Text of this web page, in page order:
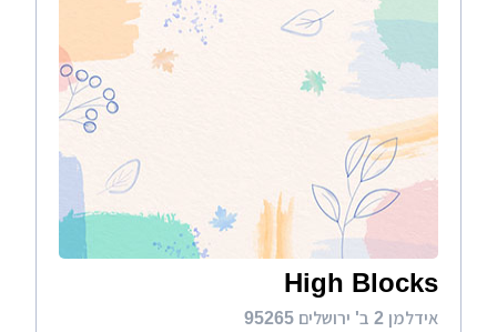
High Blocks
אידלמן 2 ב' ירושלים 95265